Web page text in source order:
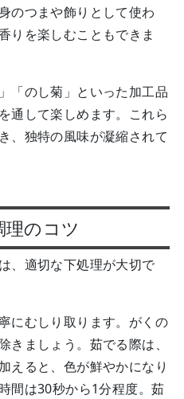
のつまや飾りとして使わ
りを楽しむこともできま
「のし菊」といった加工品
通して楽しめます。これら
、独特の風味が凝縮されて
理のコツ
、適切な下処理が大切で
にむしり取ります。がくの
きましょう。茹でる際は、
えると、色が鮮やかになり
間は30秒から1分程度。茹